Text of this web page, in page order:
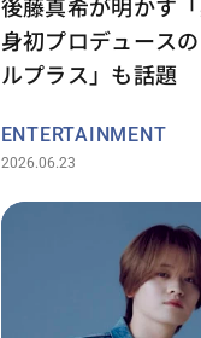
後藤真希が明かす
身初プロデュース
ルプラス」も話題
ENTERTAINMENT
2026.06.23